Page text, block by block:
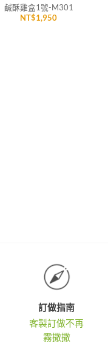
鹹酥雞盒1號-M301
NT$1,950
訂做指南
客製訂做不再
霧撒撒